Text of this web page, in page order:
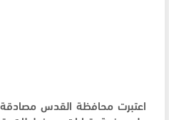
اعتبرت محافظة القدس مصادقة